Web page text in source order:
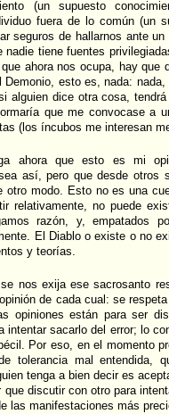
(un supuesto
fuera de lo común (un
seguros de hallarnos ante
nadie tiene fuentes
ahora nos ocupa, hay que
esto es, nada:
alguien dice otra cosa,
que me convocase a
(los íncubos me interesan
ahora que esto es mi
así, pero que desde otros
otro modo. Esto no es una
relativamente, no puede
razón, y, empatados
El Diablo o existe o no
y teorías.
nos exija ese sacrosanto
de cada cual: se
opiniones están para ser
intentar sacarlo del error; lo
Por eso, en el momento
tolerancia mal entendida,
tenga a bien decir es
discutir con otro para
las manifestaciones más